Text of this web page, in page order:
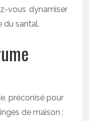
vous dynamiser
du santal.
préconisé pour
de maison :